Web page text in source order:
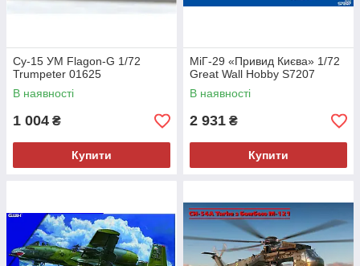
Су-15 УМ Flagon-G 1/72
Trumpeter 01625
В наявності
1 004 ₴
Купити
МіГ-29 «Привид Києва» 1/72
Great Wall Hobby S7207
В наявності
2 931 ₴
Купити